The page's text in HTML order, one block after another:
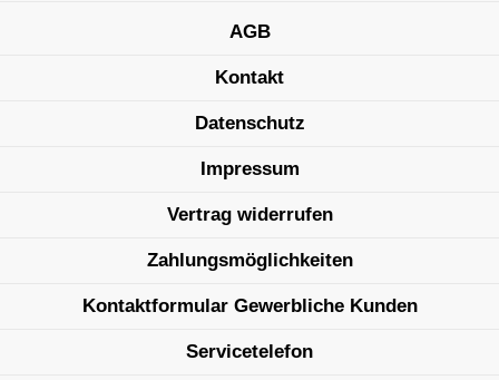
AGB
Kontakt
Datenschutz
Impressum
Vertrag widerrufen
Zahlungsmöglichkeiten
Kontaktformular Gewerbliche Kunden
Servicetelefon